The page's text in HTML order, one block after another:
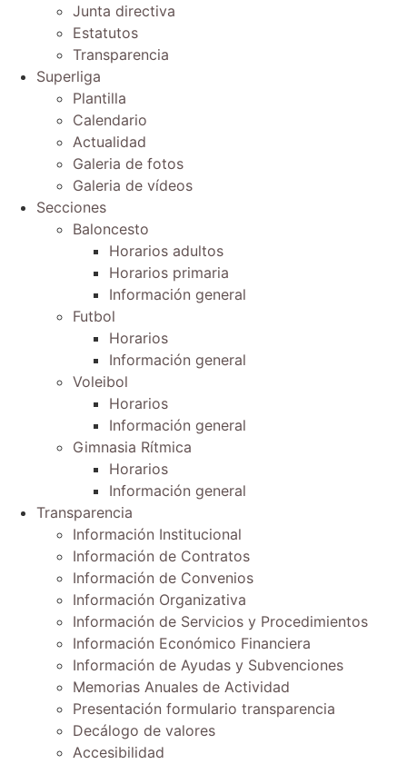
Junta directiva
Estatutos
Transparencia
Superliga
Plantilla
Calendario
Actualidad
Galeria de fotos
Galeria de vídeos
Secciones
Baloncesto
Horarios adultos
Horarios primaria
Información general
Futbol
Horarios
Información general
Voleibol
Horarios
Información general
Gimnasia Rítmica
Horarios
Información general
Transparencia
Información Institucional
Información de Contratos
Información de Convenios
Información Organizativa
Información de Servicios y Procedimientos
Información Económico Financiera
Información de Ayudas y Subvenciones
Memorias Anuales de Actividad
Presentación formulario transparencia
Decálogo de valores
Accesibilidad